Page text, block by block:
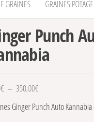
GRAINES GRAINES
Punch
€ – 350,00€Plage de prix : 8,50€
Ginger Punch Auto Kannabia